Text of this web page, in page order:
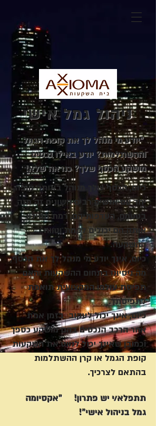
ניהול גמל אישי
"יודע מי מנהל לך את קופת הגמל
וההשתלמות? יודע באילו נכסים
מושקע הכסף שלך? כנראה שלא!
כיום, הכסף שלך מנוהל באותה קופה,
יחד עם אנשים רבים השונים זה מזה
בטעמם, העדפותיהם, רמת הסיכון
אותה הם יכולים לקחת וטווח
ההשקעה.
כיום, אינך יודע מי מנהל לך את הכסף,
מה ניסיונו בתחום ההשקעות והאם
תפיסת עולמו המקצועית תואמת
לתפיסתך.
כיום, אינך יכול לעקוב בזמן אמת
אחר הרכב הנכסים בהם מושקע כספך
וכמובן שאינך יכול לנווט את השקעות
קופת הגמל או קרן ההשתלמות
בהתאם לצרכיך.
תתפלא/י יש פתרון! "אקסיומה
גמל בניהול אישי"!